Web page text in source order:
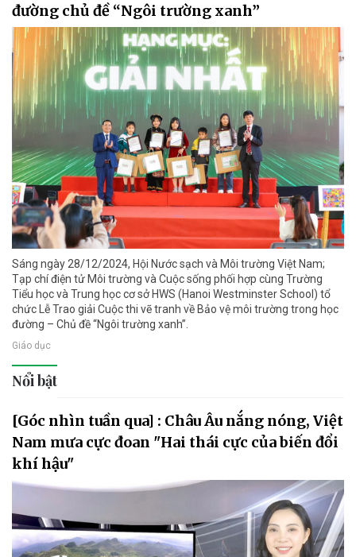
đường chủ đề “Ngôi trường xanh”
Sáng ngày 28/12/2024, Hội Nước sạch và Môi trường Việt Nam;
Tạp chí điện tử Môi trường và Cuộc sống phối hợp cùng Trường
Tiểu học và Trung học cơ sở HWS (Hanoi Westminster School) tổ
chức Lễ Trao giải Cuộc thi vẽ tranh về Bảo vệ môi trường trong học
đường – Chủ đề “Ngôi trường xanh”.
Giáo dục
Nổi bật
[Góc nhìn tuần qua] : Châu Âu nắng nóng, Việt
Nam mưa cực đoan "Hai thái cực của biến đổi
khí hậu"